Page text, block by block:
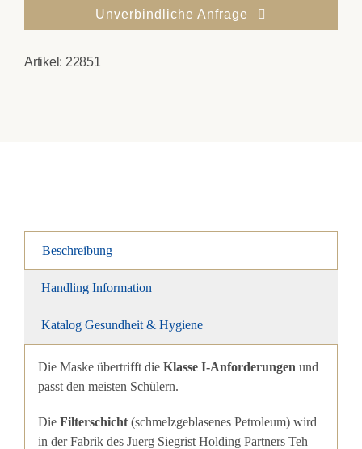
Unverbindliche Anfrage
Artikel: 22851
Beschreibung
Handling Information
Katalog Gesundheit & Hygiene
Die Maske übertrifft die Klasse I-Anforderungen und
passt den meisten Schülern.
Die Filterschicht(schmelzgeblasenes Petroleum) wird
in der Fabrik des Juerg Siegrist Holding Partners Teh